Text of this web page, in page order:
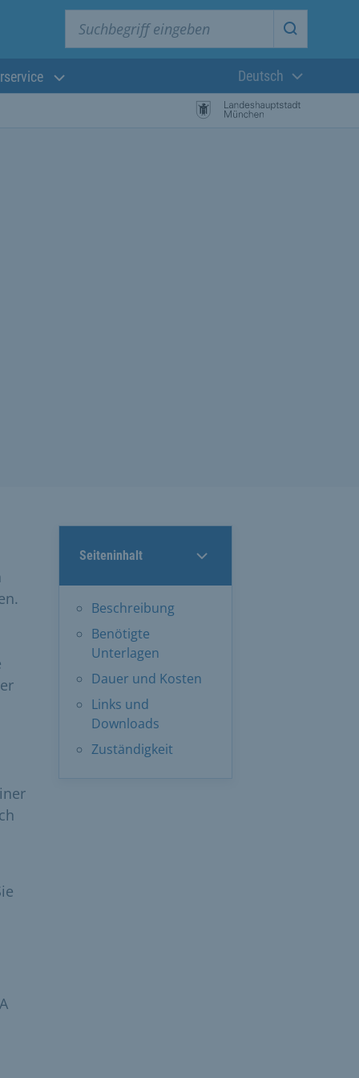
Suche
Aktuelle
Deutsch
Seiteninhalt
Beschreibung
Benötigte
Unterlagen
Dauer und Kosten
Links und
Downloads
Zuständigkeit